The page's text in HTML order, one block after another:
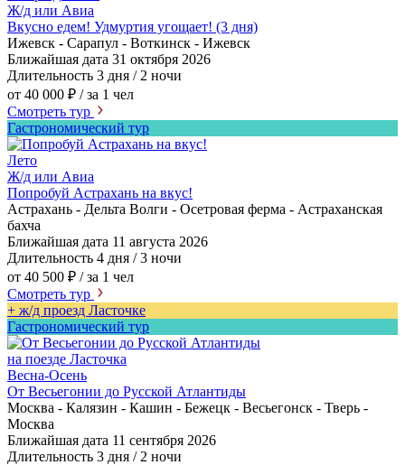
Ж/д или Авиа
Вкусно едем! Удмуртия угощает! (3 дня)
Ижевск - Сарапул - Воткинск - Ижевск
Ближайшая дата 31 октября 2026
Длительность 3 дня / 2 ночи
от 40 000 ₽ / за 1 чел
Смотреть тур
Гастрономический тур
Лето
Ж/д или Авиа
Попробуй Астрахань на вкус!
Астрахань - Дельта Волги - Осетровая ферма - Астраханская
бахча
Ближайшая дата 11 августа 2026
Длительность 4 дня / 3 ночи
от 40 500 ₽ / за 1 чел
Смотреть тур
+ ж/д проезд Ласточке
Гастрономический тур
на поезде Ласточка
Весна-Осень
От Весьегонии до Русской Атлантиды
Москва - Калязин - Кашин - Бежецк - Весьегонск - Тверь -
Москва
Ближайшая дата 11 сентября 2026
Длительность 3 дня / 2 ночи